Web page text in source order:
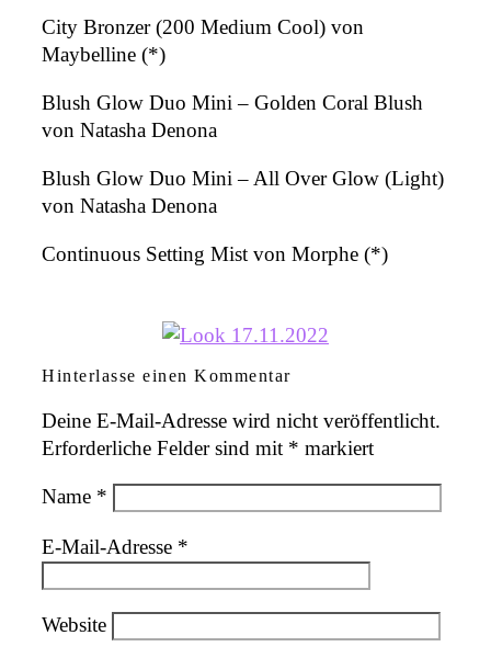
City Bronzer (200 Medium Cool) von
Maybelline (*)
Blush Glow Duo Mini – Golden Coral Blush
von Natasha Denona
Blush Glow Duo Mini – All Over Glow (Light)
von Natasha Denona
Continuous Setting Mist von Morphe (*)
Hinterlasse einen Kommentar
Deine E-Mail-Adresse wird nicht veröffentlicht.
Erforderliche Felder sind mit * markiert
Name *
E-Mail-Adresse *
Website